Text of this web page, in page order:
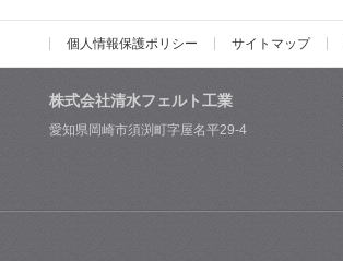
個人情報保護ポリシー サイトマップ
株式会社清水フェルト工業
愛知県岡崎市須渕町字屋名平29-4